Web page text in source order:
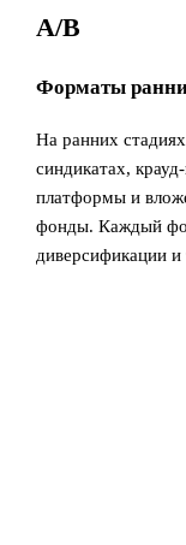
A/B
Форматы
На ранних
синдикатах,
платформы и
фонды. Каждый
диверсификации и